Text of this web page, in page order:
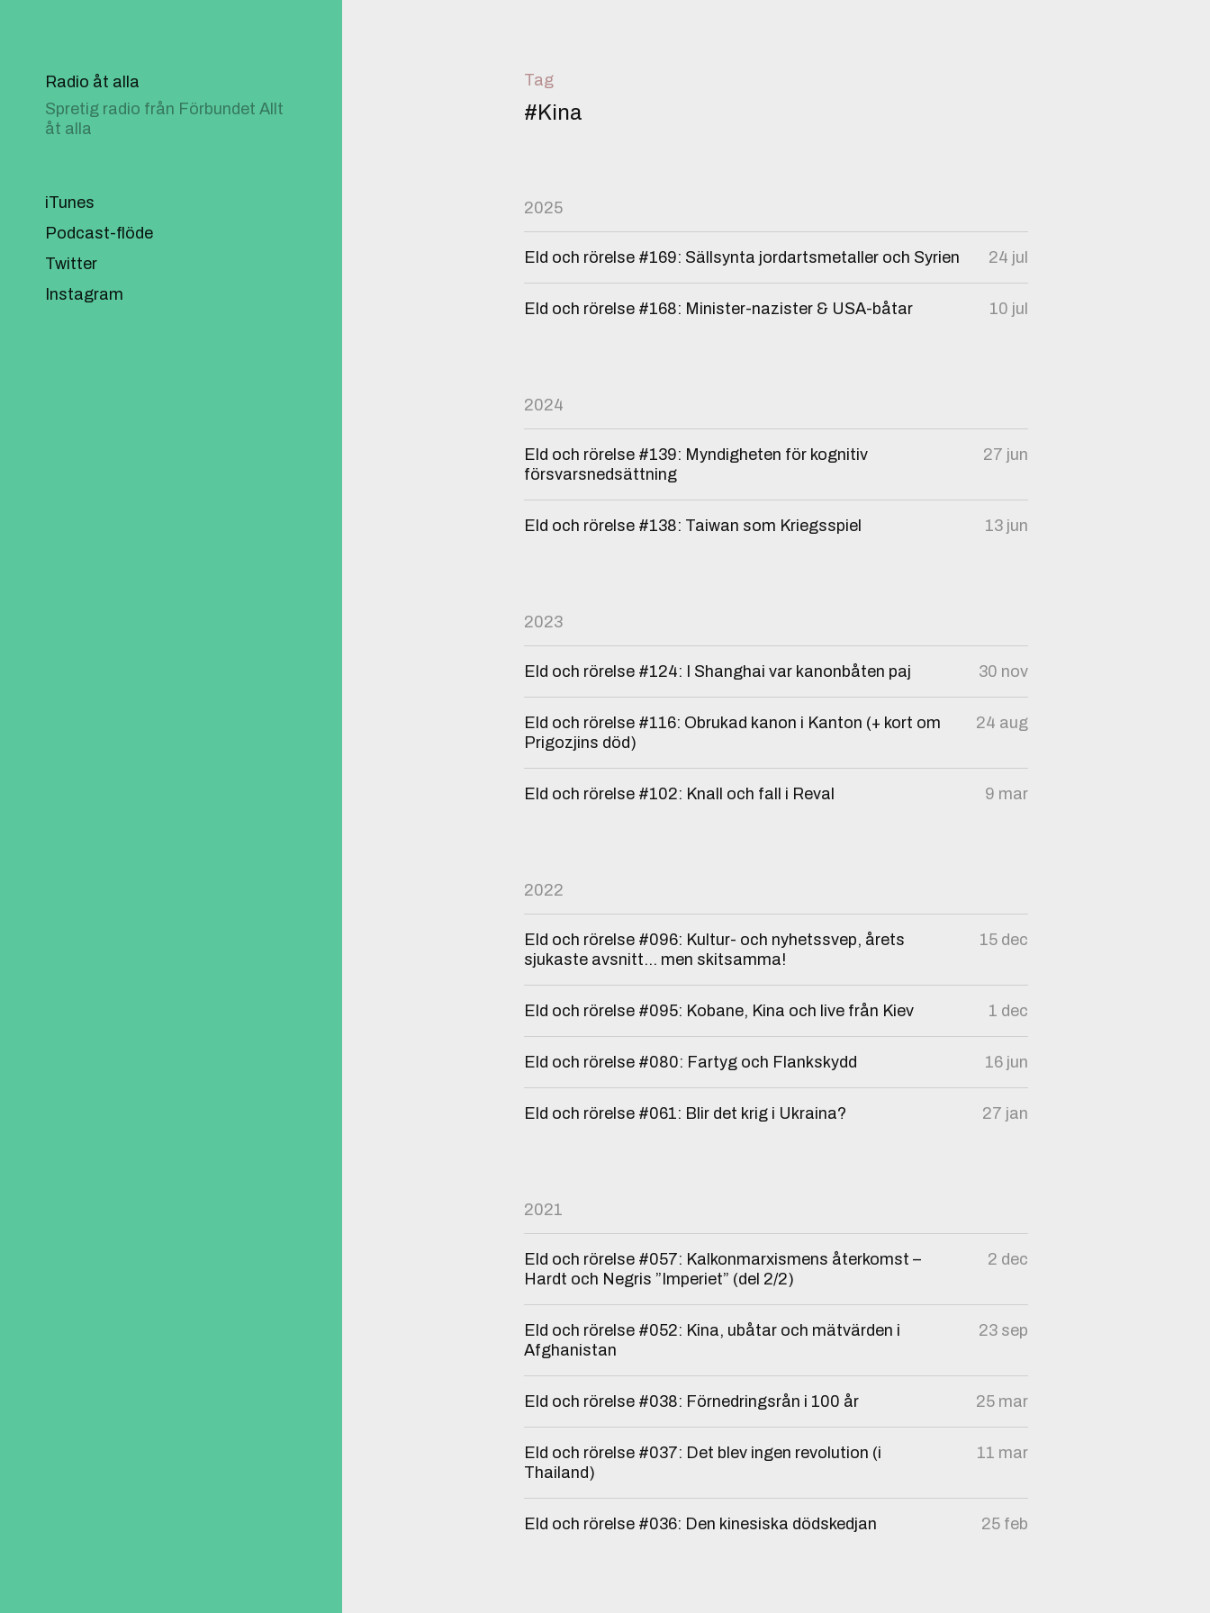
Radio åt alla
Spretig radio från Förbundet Allt
åt alla
iTunes
Podcast-flöde
Twitter
Instagram
Tag
#Kina
2025
Eld och rörelse #169: Sällsynta jordartsmetaller och Syrien 24 jul
Eld och rörelse #168: Minister-nazister & USA-båtar 10 jul
2024
Eld och rörelse #139: Myndigheten för kognitiv
försvarsnedsättning
27 jun
Eld och rörelse #138: Taiwan som Kriegsspiel 13 jun
2023
Eld och rörelse #124: I Shanghai var kanonbåten paj 30 nov
Eld och rörelse #116: Obrukad kanon i Kanton (+ kort om
Prigozjins död)
24 aug
Eld och rörelse #102: Knall och fall i Reval 9 mar
2022
Eld och rörelse #096: Kultur- och nyhetssvep, årets
sjukaste avsnitt… men skitsamma!
15 dec
Eld och rörelse #095: Kobane, Kina och live från Kiev 1 dec
Eld och rörelse #080: Fartyg och Flankskydd 16 jun
Eld och rörelse #061: Blir det krig i Ukraina? 27 jan
2021
Eld och rörelse #057: Kalkonmarxismens återkomst –
Hardt och Negris ”Imperiet” (del 2/2)
2 dec
Eld och rörelse #052: Kina, ubåtar och mätvärden i
Afghanistan
23 sep
Eld och rörelse #038: Förnedringsrån i 100 år 25 mar
Eld och rörelse #037: Det blev ingen revolution (i
Thailand)
11 mar
Eld och rörelse #036: Den kinesiska dödskedjan 25 feb